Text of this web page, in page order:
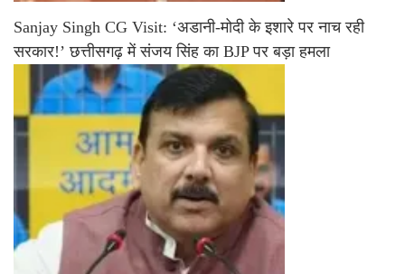
Sanjay Singh CG Visit: ‘अडानी-मोदी के इशारे पर नाच रही
सरकार!’ छत्तीसगढ़ में संजय सिंह का BJP पर बड़ा हमला